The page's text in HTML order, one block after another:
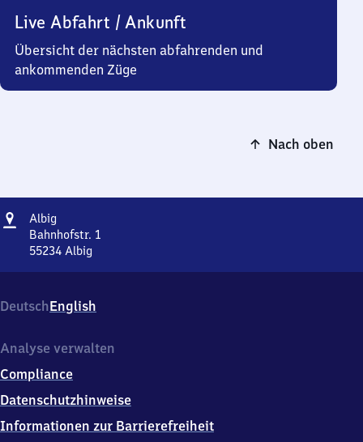
Live Abfahrt / Ankunft
Übersicht der nächsten abfahrenden und
ankommenden Züge
Nach oben
Adresse
Albig
Bahnhofstr. 1
55234 Albig
1,
5
2
4
Albig
DeutschEnglish
Analyse verwalten
Compliance
Datenschutzhinweise
Informationen zur Barrierefreiheit